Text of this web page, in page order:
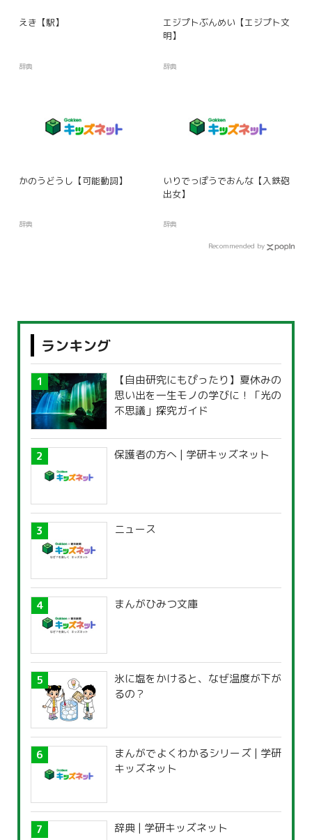
えき【駅】
辞典
エジプトぶんめい【エジプト文
明】
辞典
かのうどうし【可能動詞】
辞典
いりでっぽうでおんな【入鉄砲
出女】
辞典
Recommended by
ランキング
【自由研究にもぴったり】夏休みの
思い出を一生モノの学びに！「光の
不思議」探究ガイド
保護者の方へ | 学研キッズネット
ニュース
まんがひみつ文庫
氷に塩をかけると、なぜ温度が下が
るの？
まんがでよくわかるシリーズ | 学研
キッズネット
辞典 | 学研キッズネット